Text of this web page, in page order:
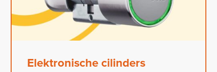
Elektronische cilinders